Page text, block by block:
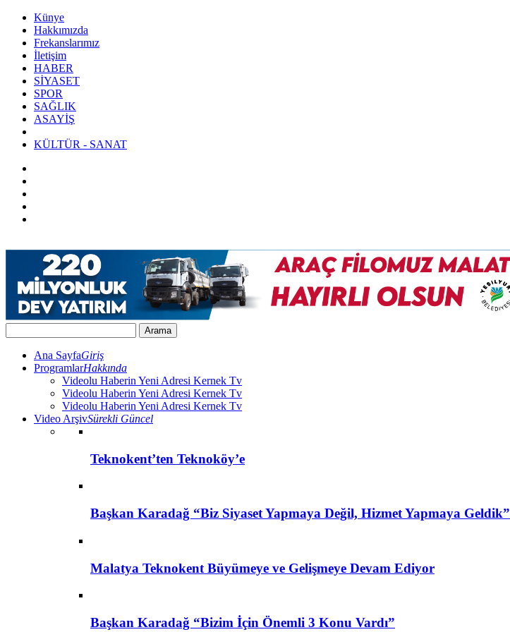
Künye
Hakkımızda
Frekanslarımız
İletişim
HABER
SİYASET
SPOR
SAĞLIK
ASAYİŞ
KÜLTÜR - SANAT
Ana SayfaGiriş
ProgramlarHakkında
Videolu Haberin Yeni Adresi Kernek Tv
Videolu Haberin Yeni Adresi Kernek Tv
Videolu Haberin Yeni Adresi Kernek Tv
Video ArşivSürekli Güncel
Teknokent’ten Teknoköy’e
Başkan Karadağ “Biz Siyaset Yapmaya Değil, Hizmet Yapmaya Geldik”
Malatya Teknokent Büyümeye ve Gelişmeye Devam Ediyor
Başkan Karadağ “Bizim İçin Önemli 3 Konu Vardı”